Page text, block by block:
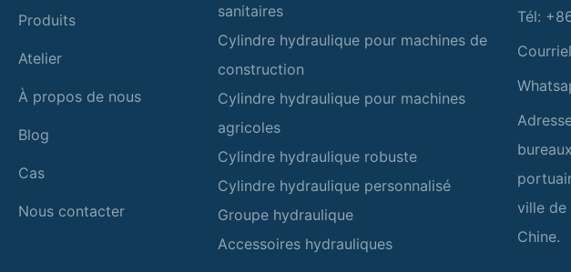
Produits
Atelier
À propos de nous
Blog
Cas
Nous contacter
sanitaires
Cylindre hydraulique pour machines de
construction
Cylindre hydraulique pour machines
agricoles
Cylindre hydraulique robuste
Cylindre hydraulique personnalisé
Groupe hydraulique
Accessoires hydrauliques
Tél:
ville de
Chine.